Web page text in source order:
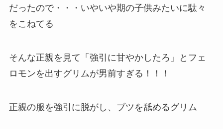
だったので・・・いやいや期の子供みたいに駄々
をこねてる
そんな正親を見て「強引に甘やかしたろ」とフェ
ロモンを出すグリムが男前すぎる！！！
正親の服を強引に脱がし、ブツを舐めるグリム